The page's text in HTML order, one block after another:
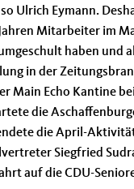
Ulrich Eymann.
Mitarbeiter im
haben und
in der
Main Echo Kantine
die
die April-
Siegfried
auf die CDU-